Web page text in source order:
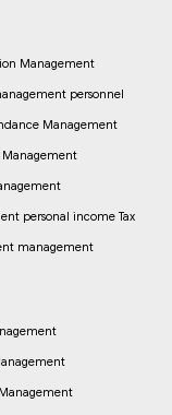
Management
personnel
Management
Management
personal income Tax
management